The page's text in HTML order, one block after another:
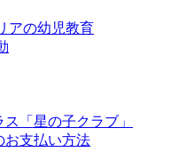
アの幼児教育
「星の子クラブ」
お支払い方法